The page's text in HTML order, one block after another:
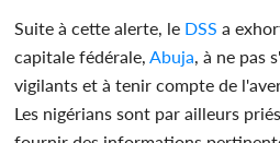
Suite à cette alerte, le DSS a
capitale fédérale, Abuja , à ne pas
vigilants et à tenir compte de
Les nigérians sont par ailleurs